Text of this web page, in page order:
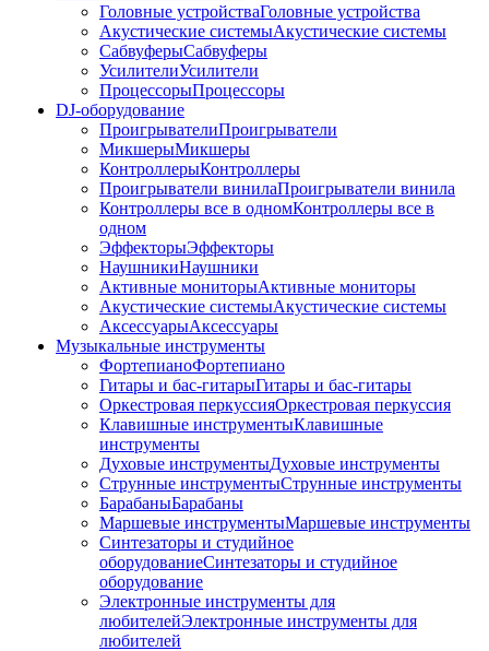
Головные устройстваГоловные устройства
Акустические системыАкустические системы
СабвуферыСабвуферы
УсилителиУсилители
ПроцессорыПроцессоры
DJ-оборудование
ПроигрывателиПроигрыватели
МикшерыМикшеры
КонтроллерыКонтроллеры
Проигрыватели винилаПроигрыватели винила
Контроллеры все в одномКонтроллеры все в
одном
ЭффекторыЭффекторы
НаушникиНаушники
Активные мониторыАктивные мониторы
Акустические системыАкустические системы
АксессуарыАксессуары
Музыкальные инструменты
ФортепианоФортепиано
Гитары и бас-гитарыГитары и бас-гитары
Оркестровая перкуссияОркестровая перкуссия
Клавишные инструментыКлавишные
инструменты
Духовые инструментыДуховые инструменты
Струнные инструментыСтрунные инструменты
БарабаныБарабаны
Маршевые инструментыМаршевые инструменты
Синтезаторы и студийное
оборудованиеСинтезаторы и студийное
оборудование
Электронные инструменты для
любителейЭлектронные инструменты для
любителей